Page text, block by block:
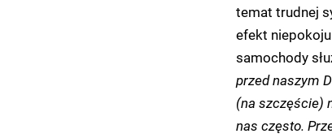
temat trudnej
efekt
samochody
przed naszym
(na szczęście)
nas często.